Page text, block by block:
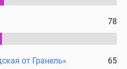
78
от Гранель» 65